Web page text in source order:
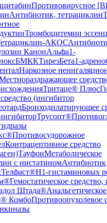
Противовирусное
Антибиотик, тетрациклин
Тромбоцитемии
АКОС
КанонАльфа1-
БМККТирезБета1-
Наркозное
Тритаце® Плюс
(ингибитор
Бронходилатирующее
Трусопт®
Противосудорожное
Контрацептивное средство
ТауфонМетаболическое
с нистатиномАнтибиотик
Телфаст®H1-гистаминовых
Гемостатическое
Штада®
КомбоПротивоопухолевое